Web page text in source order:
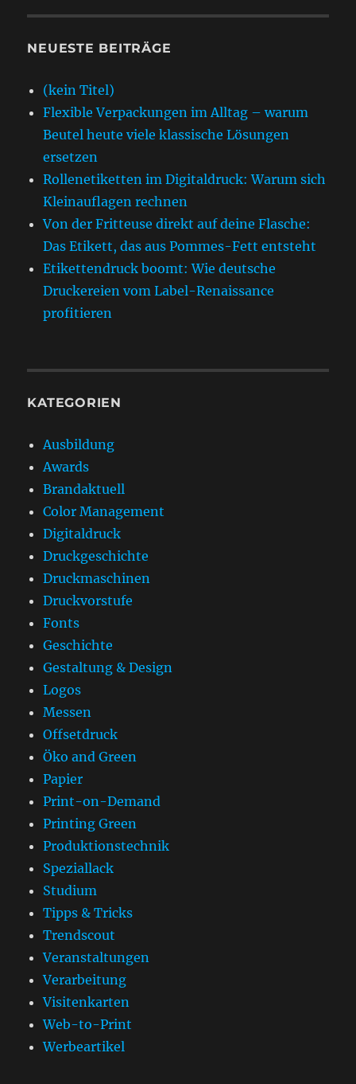
NEUESTE BEITRÄGE
(kein Titel)
Flexible Verpackungen im Alltag – warum
Beutel heute viele klassische Lösungen
ersetzen
Rollenetiketten im Digitaldruck: Warum sich
Kleinauflagen rechnen
Von der Fritteuse direkt auf deine Flasche:
Das Etikett, das aus Pommes-Fett entsteht
Etikettendruck boomt: Wie deutsche
Druckereien vom Label-Renaissance
profitieren
KATEGORIEN
Ausbildung
Awards
Brandaktuell
Color Management
Digitaldruck
Druckgeschichte
Druckmaschinen
Druckvorstufe
Fonts
Geschichte
Gestaltung & Design
Logos
Messen
Offsetdruck
Öko and Green
Papier
Print-on-Demand
Printing Green
Produktionstechnik
Speziallack
Studium
Tipps & Tricks
Trendscout
Veranstaltungen
Verarbeitung
Visitenkarten
Web-to-Print
Werbeartikel